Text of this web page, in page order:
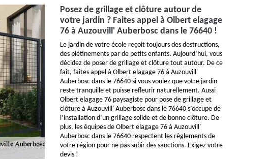
Posez de grillage et clôture autour de
votre jardin ? Faites appel à Olbert elagage
76 à Auzouvill' Auberbosc dans le 76640 !
Le jardin de votre école reçoit toujours des destructions,
des piétinements par de petits enfants. Aujourd’hui, vous
décidez de poser de grillage et clôture tout autour. De ce
fait, faites appel à Olbert elagage 76 à Auzouvill'
Auberbosc dans le 76640 si vous voulez que votre jardin
reste tranquille et puisse refleurir naturellement. Aussi
Olbert elagage 76 paysagiste pour pose de grillage et
clôture à Auzouvill' Auberbosc dans le 76640 s’occupe de
l’installation d’un grillage solide et de bonne clôture. De
plus, les équipes de Olbert elagage 76 à Auzouvill'
Auberbosc dans le 76640 respectent les règlements de
votre région pour ne pas subir des sanctions. Exigez votre
devis !